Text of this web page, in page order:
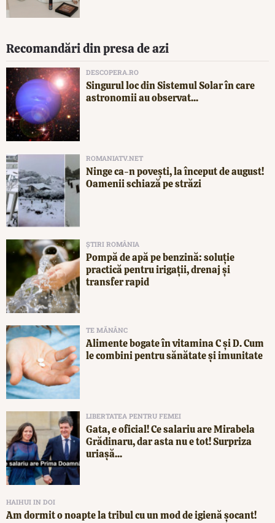
Recomandări din presa de azi
DESCOPERA.RO
Singurul loc din Sistemul Solar în care
astronomii au observat...
ROMANIATV.NET
Ninge ca-n povești, la început de august!
Oamenii schiază pe străzi
ȘTIRI ROMÂNIA
Pompă de apă pe benzină: soluție
practică pentru irigații, drenaj și
transfer rapid
TE MĂNÂNC
Alimente bogate în vitamina C și D. Cum
le combini pentru sănătate și imunitate
LIBERTATEA PENTRU FEMEI
Gata, e oficial! Ce salariu are Mirabela
Grădinaru, dar asta nu e tot! Surpriza
uriașă...
HAIHUI IN DOI
Am dormit o noapte la tribul cu un mod de igienă șocant!